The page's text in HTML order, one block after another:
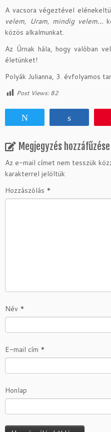
A vacsora végeztével
velem, Uram, mindig velem…
közös alkalmunkat.
Az Úrnak hála, hogy valóban
életünket!
Polyák Julianna, 3. évfolyamos
Post Views:82
Megjegyzés hozzáfűzése
Az e-mail címet nem tesszük
karakterrel jelöltük
Hozzászólás *
Név *
E-mail cím *
Honlap